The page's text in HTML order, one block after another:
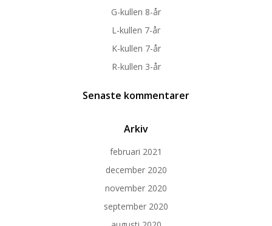
G-kullen 8-år
L-kullen 7-år
K-kullen 7-år
R-kullen 3-år
Senaste kommentarer
Arkiv
februari 2021
december 2020
november 2020
september 2020